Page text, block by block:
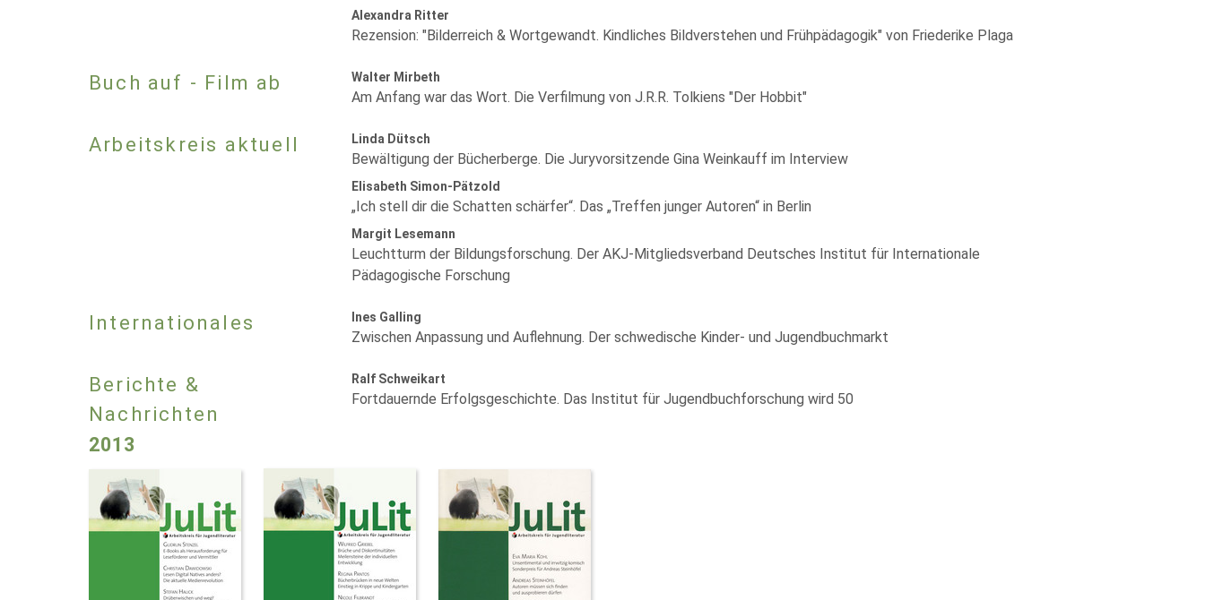
Alexandra Ritter
Rezension: "Bilderreich & Wortgewandt. Kindliches Bildverstehen und Frühpädagogik" von Friederike Plaga
Buch auf - Film ab Walter Mirbeth
Am Anfang war das Wort. Die Verfilmung von J.R.R. Tolkiens "Der Hobbit"
Arbeitskreis aktuell Linda Dütsch
Bewältigung der Bücherberge. Die Juryvorsitzende Gina Weinkauff im Interview
Elisabeth Simon-Pätzold
„Ich stell dir die Schatten schärfer“. Das „Treffen junger Autoren“ in Berlin
Margit Lesemann
Leuchtturm der Bildungsforschung. Der AKJ-Mitgliedsverband Deutsches Institut für Internationale
Pädagogische Forschung
Internationales Ines Galling
Zwischen Anpassung und Auflehnung. Der schwedische Kinder- und Jugendbuchmarkt
Berichte &
Nachrichten
Ralf Schweikart
Fortdauernde Erfolgsgeschichte. Das Institut für Jugendbuchforschung wird 50
2013